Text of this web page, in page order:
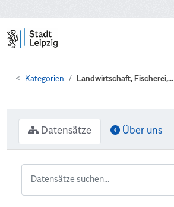
Kategorien Landwirtschaft, Fischerei,...
Datensätze Über uns